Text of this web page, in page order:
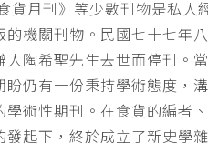
貨月刊》等少數刊物是私人
的機關刊物。民國七十七年
人陶希聖先生去世而停刊。
盼仍有一份秉持學術態度，
學術性期刊。在食貨的編者
發起下，終於成立了新史學